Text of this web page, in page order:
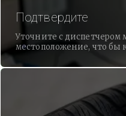
Подтвердите
Уточните с диспетчером
местоположение, что бы